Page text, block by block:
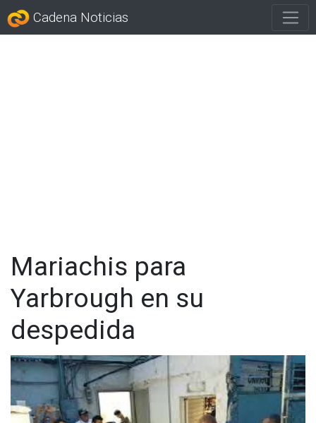
Cadena Noticias
Mariachis para
Yarbrough en su
despedida